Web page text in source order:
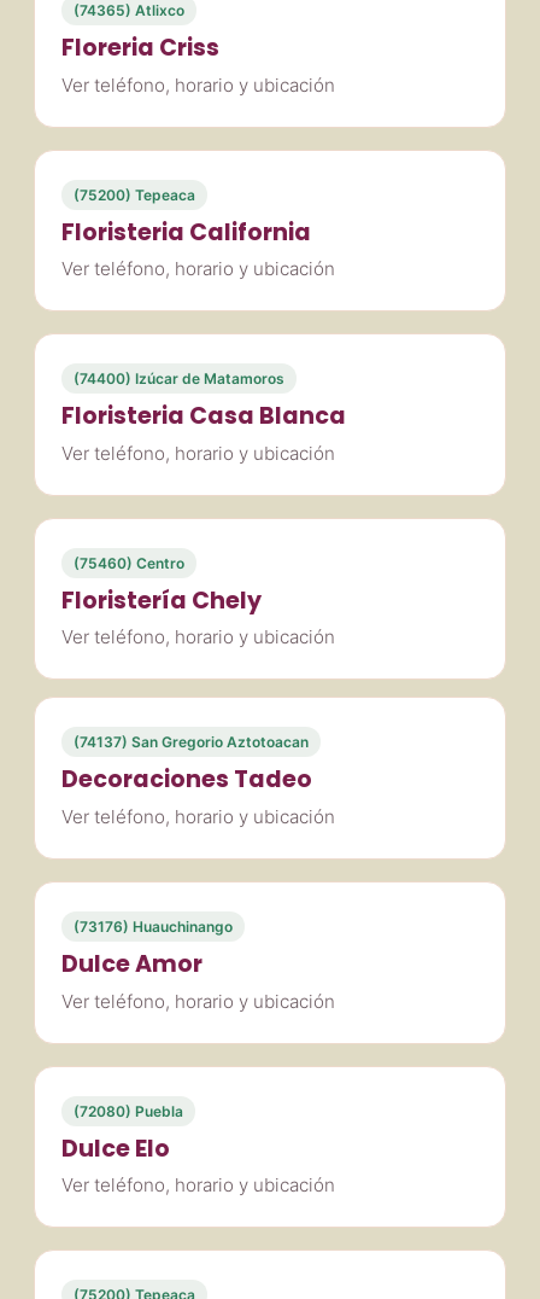
(74365) Atlixco
Floreria Criss
Ver teléfono, horario y ubicación
(75200) Tepeaca
Floristeria California
Ver teléfono, horario y ubicación
(74400) Izúcar de Matamoros
Floristeria Casa Blanca
Ver teléfono, horario y ubicación
(75460) Centro
Floristería Chely
Ver teléfono, horario y ubicación
(74137) San Gregorio Aztotoacan
Decoraciones Tadeo
Ver teléfono, horario y ubicación
(73176) Huauchinango
Dulce Amor
Ver teléfono, horario y ubicación
(72080) Puebla
Dulce Elo
Ver teléfono, horario y ubicación
(75200) Tepeaca